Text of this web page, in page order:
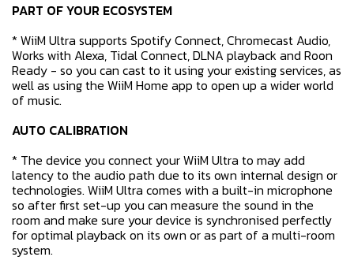
PART OF YOUR ECOSYSTEM
* WiiM Ultra supports Spotify Connect, Chromecast Audio,
Works with Alexa, Tidal Connect, DLNA playback and Roon
Ready - so you can cast to it using your existing services, as
well as using the WiiM Home app to open up a wider world
of music.
AUTO CALIBRATION
* The device you connect your WiiM Ultra to may add
latency to the audio path due to its own internal design or
technologies. WiiM Ultra comes with a built-in microphone
so after first set-up you can measure the sound in the
room and make sure your device is synchronised perfectly
for optimal playback on its own or as part of a multi-room
system.